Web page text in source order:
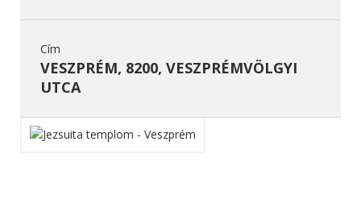
Cím
VESZPRÉM, 8200, VESZPRÉMVÖLGYI
UTCA